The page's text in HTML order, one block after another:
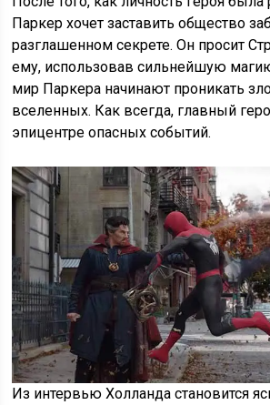
Паркер хочет заставить общество
разглашенном секрете. Он просит
ему, использовав сильнейшую
мир Паркера начинают проникать
вселенных. Как всегда, главный
эпицентре опасных событий.
Из интервью Холланда становится